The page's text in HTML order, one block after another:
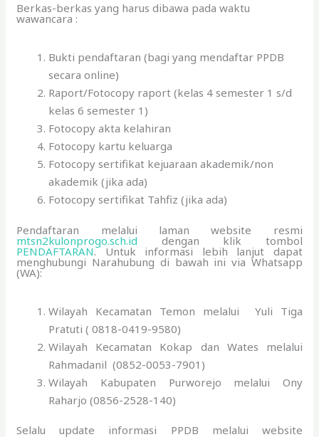
Berkas-berkas yang harus dibawa pada waktu
wawancara :
Bukti pendaftaran (bagi yang mendaftar PPDB
secara online)
Raport/Fotocopy raport (kelas 4 semester 1 s/d
kelas 6 semester 1)
Fotocopy akta kelahiran
Fotocopy kartu keluarga
Fotocopy sertifikat kejuaraan akademik/non
akademik (jika ada)
Fotocopy sertifikat Tahfiz (jika ada)
Pendaftaran melalui laman website resmi
mtsn2kulonprogo.sch.id dengan klik tombol
PENDAFTARAN. Untuk informasi lebih lanjut dapat
menghubungi Narahubung di bawah ini via Whatsapp
(WA):
Wilayah Kecamatan Temon melalui Yuli Tiga
Pratuti ( 0818-0419-9580)
Wilayah Kecamatan Kokap dan Wates melalui
Rahmadanil (0852-0053-7901)
Wilayah Kabupaten Purworejo melalui Ony
Raharjo (0856-2528-140)
Selalu update informasi PPDB melalui website